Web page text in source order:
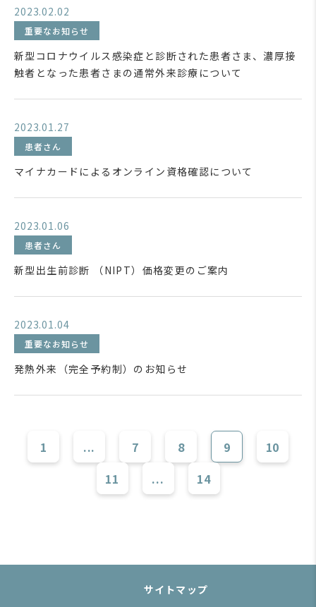
2023.02.02
重要なお知らせ
新型コロナウイルス感染症と診断された患者さま、濃厚接
触者となった患者さまの通常外来診療について
2023.01.27
患者さん
マイナカードによるオンライン資格確認について
2023.01.06
患者さん
新型出生前診断 （NIPT）価格変更のご案内
2023.01.04
重要なお知らせ
発熱外来（完全予約制）のお知らせ
1 ... 7 8 9
10
11
... 14
サイトマップ